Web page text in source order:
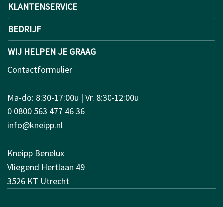
KLANTENSERVICE
BEDRIJF
WIJ HELPEN JE GRAAG
Contactformulier
Ma-do: 8:30-17:00u | Vr. 8:30-12:00u
0 0800 563 477 46 36
info@kneipp.nl
Kneipp Benelux
Vliegend Hertlaan 49
3526 KT Utrecht